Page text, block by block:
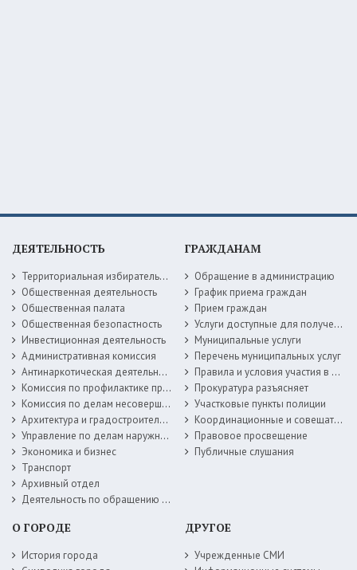
ДЕЯТЕЛЬНОСТЬ
Территориальная избирательная комиссия
Общественная деятельность
Общественная палата
Общественная безопастность
Инвестиционная деятельность
Административная комиссия
Антинаркотическая деятельность
Комиссия по профилактике правонарушений
Комиссия по делам несовершеннолетних
Архитектура и градостроительство
Управление по делам наружной рекламы
Экономика и бизнес
Транспорт
Архивный отдел
Деятельность по обращению с животными без владельцев
ГРАЖДАНАМ
Обращение в администрацию
График приема граждан
Прием граждан
Услуги доступные для получения в электронной форме
Муниципальные услуги
Перечень муниципальных услуг
Правила и условия участия в жилищных программах
Прокуратура разъясняет
Участковые пункты полиции
Координационные и совещательные органы
Правовое просвещение
Публичные слушания
О ГОРОДЕ
История города
ДРУГОЕ
Учрежденные СМИ